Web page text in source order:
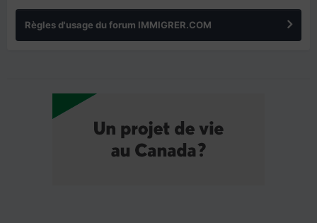
Règles d'usage du forum IMMIGRER.COM